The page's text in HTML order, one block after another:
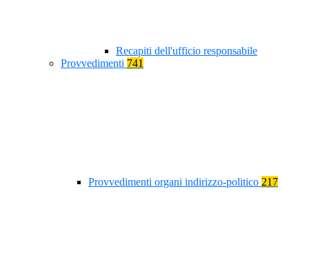
Recapiti dell'ufficio responsabile
Provvedimenti 741
Provvedimenti organi indirizzo-politico 217